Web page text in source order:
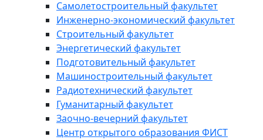
Самолетостроительный факультет
Инженерно-экономический факультет
Строительный факультет
Энергетический факультет
Подготовительный факультет
Машиностроительный факультет
Радиотехнический факультет
Гуманитарный факультет
Заочно-вечерний факультет
Центр открытого образования ФИСТ